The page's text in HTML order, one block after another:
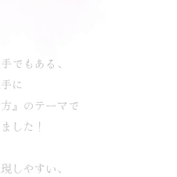
でもある、
に
』のテーマで
した！
しやすい、